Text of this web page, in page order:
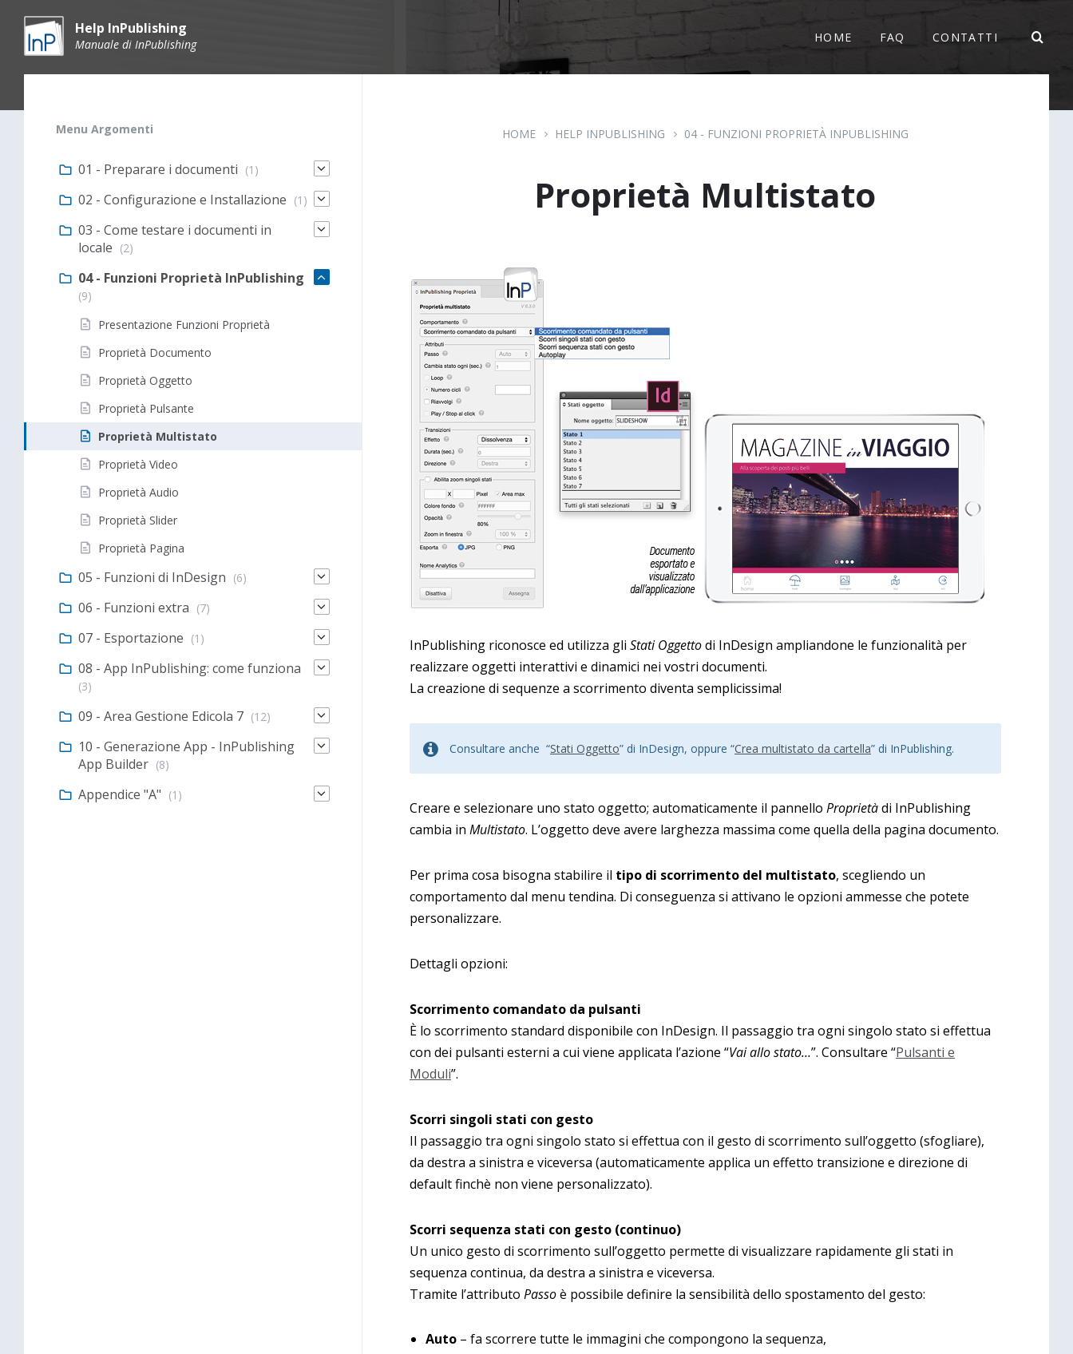
content
main
navigation
footer
Help InPublishing
Manuale di InPublishing HOME FAQ CONTATTI
HOME HELP INPUBLISHING 04 - FUNZIONI PROPRIETÀ INPUBLISHING
Proprietà Multistato
InPublishing riconosce ed utilizza gli Stati Oggettodi InDesign ampliandone le funzionalità per
realizzare oggetti interattivi e dinamici nei vostri documenti.
La creazione di sequenze a scorrimento diventa semplicissima!
Consultare anche “Stati Oggetto” di InDesign, oppure “Crea multistato da cartella” di InPublishing.
Creare e selezionare uno stato oggetto; automaticamente il pannello Proprietàdi InPublishing
cambia in Multistato. L’oggetto deve avere larghezza massima come quella della pagina documento.
Per prima cosa bisogna stabilire il tipo di scorrimento del multistato, scegliendo un
comportamento dal menu tendina. Di conseguenza si attivano le opzioni ammesse che potete
personalizzare.
Dettagli opzioni:
Scorrimento comandato da pulsanti
È lo scorrimento standard disponibile con InDesign. Il passaggio tra ogni singolo stato si effettua
con dei pulsanti esterni a cui viene applicata l’azione “Vai allo stato…”. Consultare “Pulsanti e
Moduli”.
Scorri singoli stati con gesto
Il passaggio tra ogni singolo stato si effettua con il gesto di scorrimento sull’oggetto (sfogliare),
da destra a sinistra e viceversa (automaticamente applica un effetto transizione e direzione di
default finchè non viene personalizzato).
Scorri sequenza stati con gesto (continuo)
Un unico gesto di scorrimento sull’oggetto permette di visualizzare rapidamente gli stati in
sequenza continua, da destra a sinistra e viceversa.
Tramite l’attributo Passoè possibile definire la sensibilità dello spostamento del gesto:
Auto– fa scorrere tutte le immagini che compongono la sequenza,
Menu Argomenti
01 - Preparare i documenti (1)
02 - Configurazione e Installazione (1)
03 - Come testare i documenti in
locale (2)
04 - Funzioni Proprietà InPublishing
(9)
Presentazione Funzioni Proprietà
Proprietà Documento
Proprietà Oggetto
Proprietà Pulsante
Proprietà Multistato
Proprietà Video
Proprietà Audio
Proprietà Slider
Proprietà Pagina
05 - Funzioni di InDesign (6)
06 - Funzioni extra (7)
07 - Esportazione (1)
08 - App InPublishing: come funziona
(3)
09 - Area Gestione Edicola 7 (12)
10 - Generazione App - InPublishing
App Builder (8)
Appendice "A" (1)